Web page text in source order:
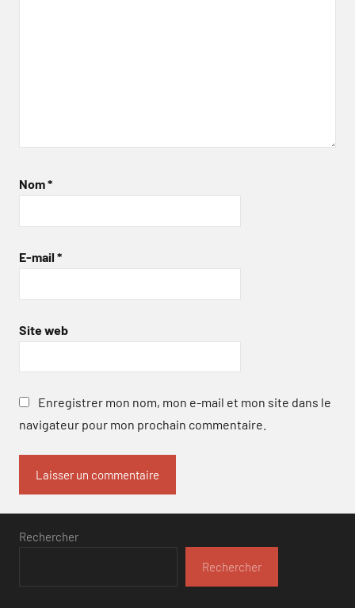
Nom*
E-mail *
Site web
Enregistrer mon nom, mon e-mail et mon site dans le
navigateur pour mon prochain commentaire.
Rechercher
Rechercher